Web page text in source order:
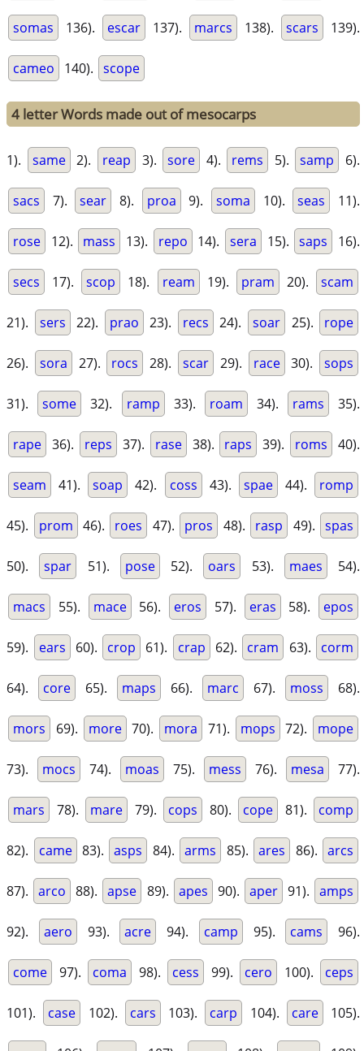
somas 136). escar 137). marcs 138). scars 139).
cameo 140). scope
4 letter Words made out of mesocarps
1). same 2). reap 3). sore 4). rems 5). samp 6).
sacs 7). sear 8). proa 9). soma 10). seas 11).
rose 12). mass 13). repo 14). sera 15). saps 16).
secs 17). scop 18). ream 19). pram 20). scam
21). sers 22). prao 23). recs 24). soar 25). rope
26). sora 27). rocs 28). scar 29). race 30). sops
31). some 32). ramp 33). roam 34). rams 35).
rape 36). reps 37). rase 38). raps 39). roms 40).
seam 41). soap 42). coss 43). spae 44). romp
45). prom 46). roes 47). pros 48). rasp 49). spas
50). spar 51). pose 52). oars 53). maes 54).
macs 55). mace 56). eros 57). eras 58). epos
59). ears 60). crop 61). crap 62). cram 63). corm
64). core 65). maps 66). marc 67). moss 68).
mors 69). more 70). mora 71). mops 72). mope
73). mocs 74). moas 75). mess 76). mesa 77).
mars 78). mare 79). cops 80). cope 81). comp
82). came 83). asps 84). arms 85). ares 86). arcs
87). arco 88). apse 89). apes 90). aper 91). amps
92). aero 93). acre 94). camp 95). cams 96).
come 97). coma 98). cess 99). cero 100). ceps
101). case 102). cars 103). carp 104). care 105).